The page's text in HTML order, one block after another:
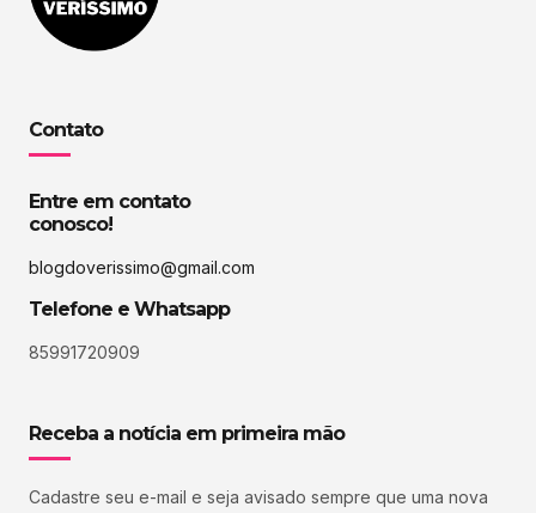
Contato
Entre em contato
conosco!
blogdoverissimo@gmail.com
Telefone e Whatsapp
85991720909
Receba a notícia em primeira mão
Cadastre seu e-mail e seja avisado sempre que uma nova